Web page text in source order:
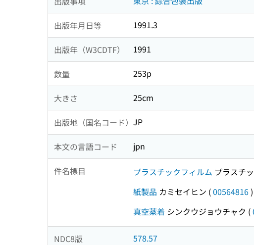
出版年月日等 1991.3
出版年（W3CDTF） 1991
数量 253p
大きさ 25cm
出版地（国名コード） JP
本文の言語コード jpn
件名標目 プラスチックフィルム プラスチ
紙製品 カミセイヒン (00564816)
真空蒸着 シンクウジョウチャク (
NDC8版 578.57